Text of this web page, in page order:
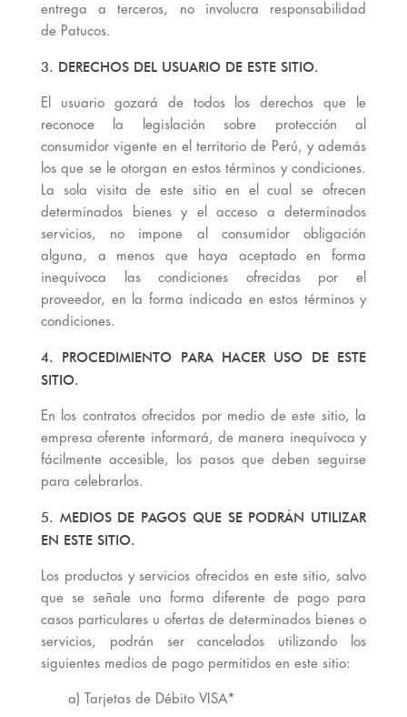
entrega a terceros, no involucra responsabilidad
de Patucos.
3. DERECHOS DEL USUARIO DE ESTE SITIO.
El usuario gozará de todos los derechos que le
reconoce la legislación sobre protección al
consumidor vigente en el territorio de Perú, y además
los que se le otorgan en estos términos y condiciones.
La sola visita de este sitio en el cual se ofrecen
determinados bienes y el acceso a determinados
servicios, no impone al consumidor obligación
alguna, a menos que haya aceptado en forma
inequívoca las condiciones ofrecidas por el
proveedor, en la forma indicada en estos términos y
condiciones.
4. PROCEDIMIENTO PARA HACER USO DE ESTE
SITIO.
En los contratos ofrecidos por medio de este sitio, la
empresa oferente informará, de manera inequívoca y
fácilmente accesible, los pasos que deben seguirse
para celebrarlos.
5. MEDIOS DE PAGOS QUE SE PODRÁN UTILIZAR
EN ESTE SITIO.
Los productos y servicios ofrecidos en este sitio, salvo
que se señale una forma diferente de pago para
casos particulares u ofertas de determinados bienes o
servicios, podrán ser cancelados utilizando los
siguientes medios de pago permitidos en este sitio:
a) Tarjetas de Débito VISA*